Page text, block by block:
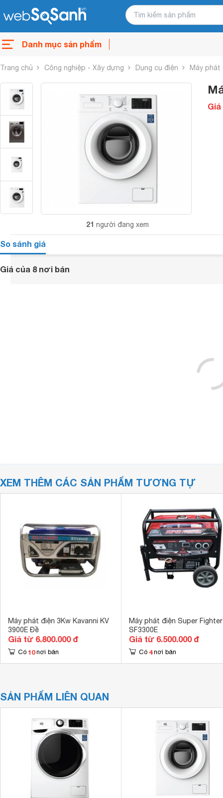
Danh mục sản phẩm
Trang chủ Công nghiệp - Xây dựng Dụng cụ điện Máy phát
21 người đang xem
Giá
So sánh giá
Giá của 8 nơi bán
XEM THÊM CÁC SẢN PHẨM TƯƠNG TỰ
Máy phát điện 3Kw Kavanni KV
3900E Đề
Giá từ 6.800.000 đ
Có 10 nơi bán
Máy phát điện Super Fighter
SF3300E
Giá từ 6.500.000 đ
Có 4 nơi bán
SẢN PHẨM LIÊN QUAN